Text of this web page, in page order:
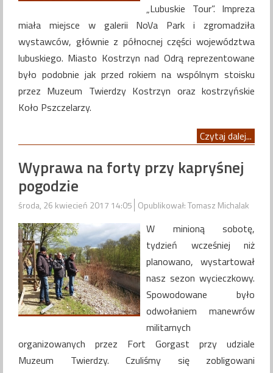
„Lubuskie Tour”. Impreza
miała miejsce w galerii NoVa Park i zgromadziła
wystawców, głównie z północnej części województwa
lubuskiego. Miasto Kostrzyn nad Odrą reprezentowane
było podobnie jak przed rokiem na wspólnym stoisku
przez Muzeum Twierdzy Kostrzyn oraz kostrzyńskie
Koło Pszczelarzy.
Czytaj dalej...
Wyprawa na forty przy kapryśnej
pogodzie
środa, 26 kwiecień 2017 14:05 Opublikował: Tomasz Michalak
W minioną sobotę,
tydzień wcześniej niż
planowano, wystartował
nasz sezon wycieczkowy.
Spowodowane było
odwołaniem manewrów
militarnych
organizowanych przez Fort Gorgast przy udziale
Muzeum Twierdzy. Czuliśmy się zobligowani